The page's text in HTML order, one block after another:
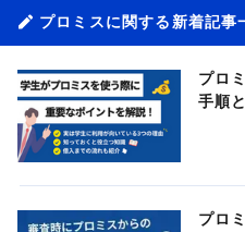
プロミスに関する新着記事
プロ
手順
プロ